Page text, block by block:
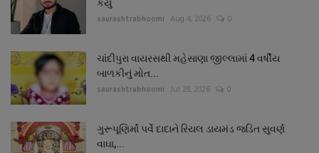
કર્યું
saurashtrabhoomi Aug 4, 2026 0
ચાંદીપુરા વાયરસથી મહેસાણા જીલ્લામાં 4 વર્ષીય
બાળકીનું મોત...
saurashtrabhoomi Jul 29, 2026 0
ગુરૂપૂણિર્માં પર્વે દાદાને રિયલ ડાયમંડ જડિત સુવર્ણ
વાઘા,...